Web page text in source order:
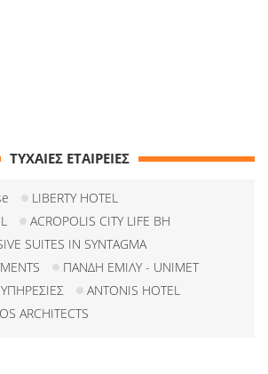
ΤΥΧΑΙΕΣ ΕΤΑΙΡΕΙΕΣ
LIBERTY HOTEL
ACROPOLIS CITY LIFE BH
SUITES IN SYNTAGMA
ΠΑΝΔΗ ΕΜΙΛΥ - UNIMET
ANTONIS HOTEL
ARCHITECTS